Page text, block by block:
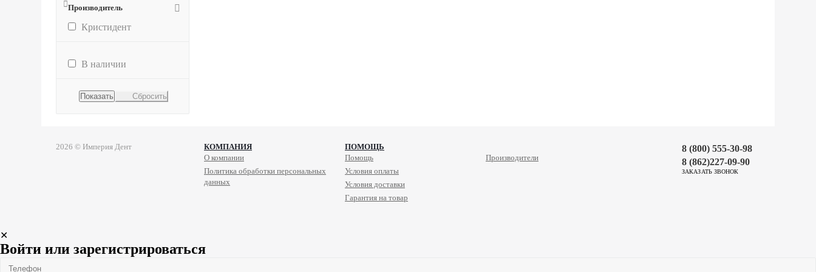
Производитель
Кристидент
В наличии
Сбросить
2026 © Империя Дент КОМПАНИЯ
ПОМОЩЬ
О компании
Политика обработки персональных
данных
Помощь
Условия оплаты
Условия доставки
Гарантия на товар
Производители
8 (800) 555-30-98
8 (862)227-09-90
ЗАКАЗАТЬ ЗВОНОК
✕
Войти или зарегистрироваться